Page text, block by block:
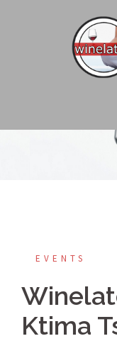
EVENTS
Ktima